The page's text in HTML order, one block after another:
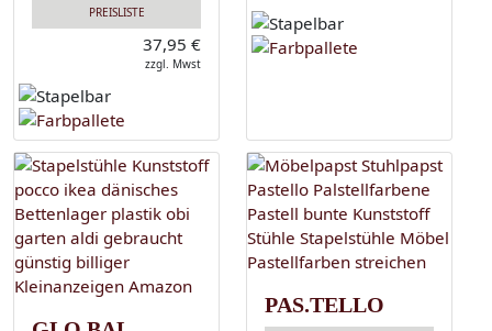
PREISLISTE
37,95 €
zzgl. Mwst
PAS.TELLO